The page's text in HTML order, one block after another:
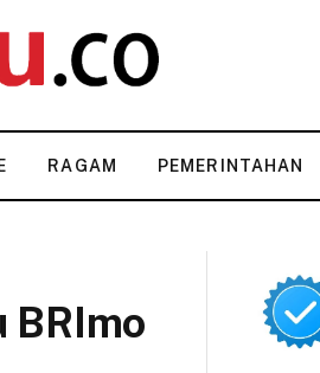
RAGAM PEMERINTAHAN
BRImo